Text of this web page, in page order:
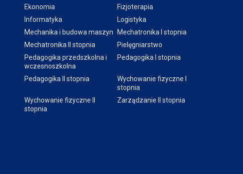
Ekonomia
Fizjoterapia
Informatyka
Logistyka
Mechanika i budowa maszyn
Mechatronika I stopnia
Mechatronika II stopnia
Pielęgniarstwo
Pedagogika przedszkolna i
wczesnoszkolna
Pedagogika I stopnia
Pedagogika II stopnia
Wychowanie fizyczne I
stopnia
Wychowanie fizyczne II
stopnia
Zarządzanie II stopnia